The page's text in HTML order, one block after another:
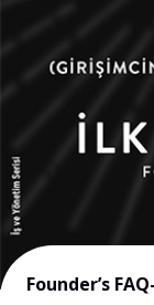
Founder’s